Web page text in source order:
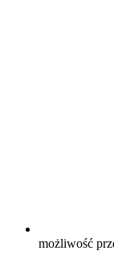
możliwość